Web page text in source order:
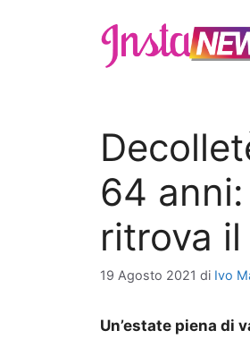
64
ritrova
19 Agosto 2021 di Ivo
Un’estate piena di